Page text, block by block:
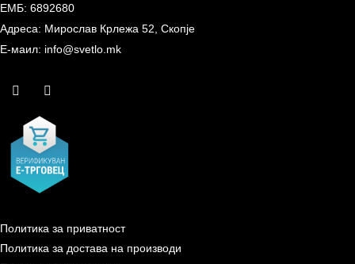
ЕМБ: 6892680
Адреса: Мирослав Крлежа 52, Скопје
Е-маил: info@svetlo.mk
Политика за приватност
Политика за достава на производи